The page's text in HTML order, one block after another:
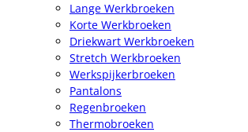
Lange Werkbroeken
Korte Werkbroeken
Driekwart Werkbroeken
Stretch Werkbroeken
Werkspijkerbroeken
Pantalons
Regenbroeken
Thermobroeken